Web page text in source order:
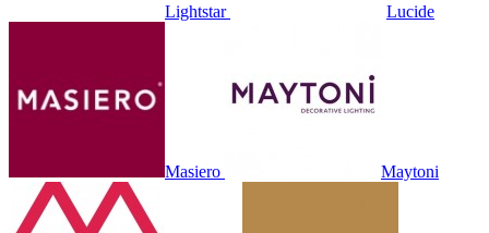
Lightstar Lucide
Masiero Maytoni